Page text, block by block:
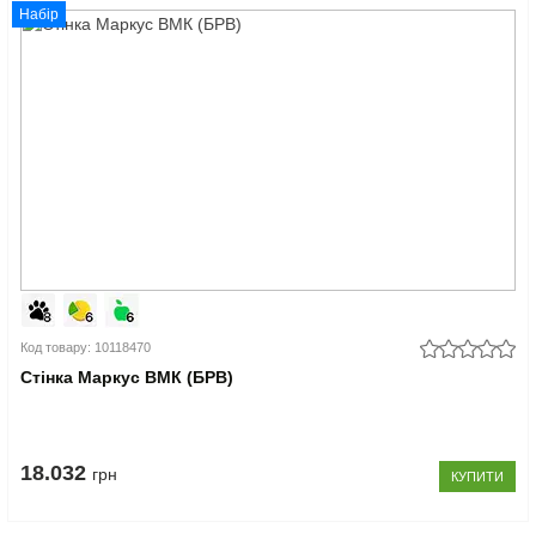
Набір
Код товару: 10118470
Стінка Маркус ВМК (БРВ)
18.032 грн КУПИТИ